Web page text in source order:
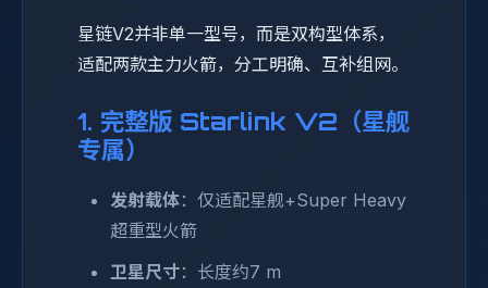
星链V2并非单一型号，而是双构型体系，
适配两款主力火箭，分工明确、互补组网。
1. 完整版 Starlink V2（星舰
专属）
发射载体：仅适配星舰+Super Heavy
超重型火箭
卫星尺寸：长度约7 m